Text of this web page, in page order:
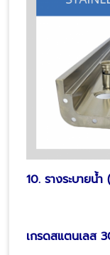
10. รางระบายน้
เกรดสแตนเลส